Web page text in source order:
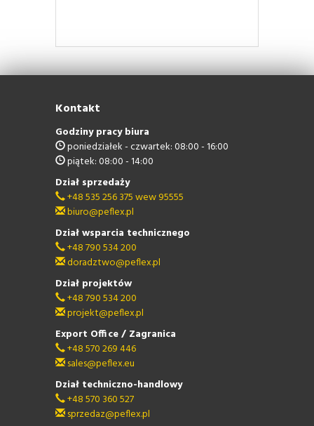
Kontakt
Godziny pracy biura
poniedziałek - czwartek: 08:00 - 16:00
piątek: 08:00 - 14:00
Dział sprzedaży
+48 535 256 375 wew 95555
biuro@peflex.pl
Dział wsparcia technicznego
+48 790 534 200
doradztwo@peflex.pl
Dział projektów
+48 790 534 200
projekt@peflex.pl
Export Office / Zagranica
+48 570 269 446
sales@peflex.eu
Dział techniczno-handlowy
+48 570 360 527
sprzedaz@peflex.pl